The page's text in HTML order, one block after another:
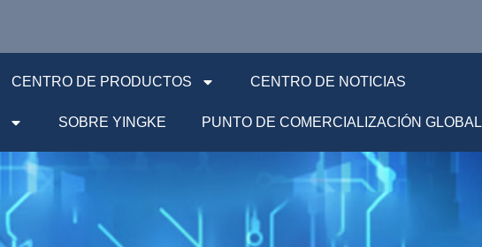
CENTRO DE PRODUCTOS CENTRO DE NOTICIAS
SOBRE YINGKE PUNTO DE COMERCIALIZACIÓN GLOBAL